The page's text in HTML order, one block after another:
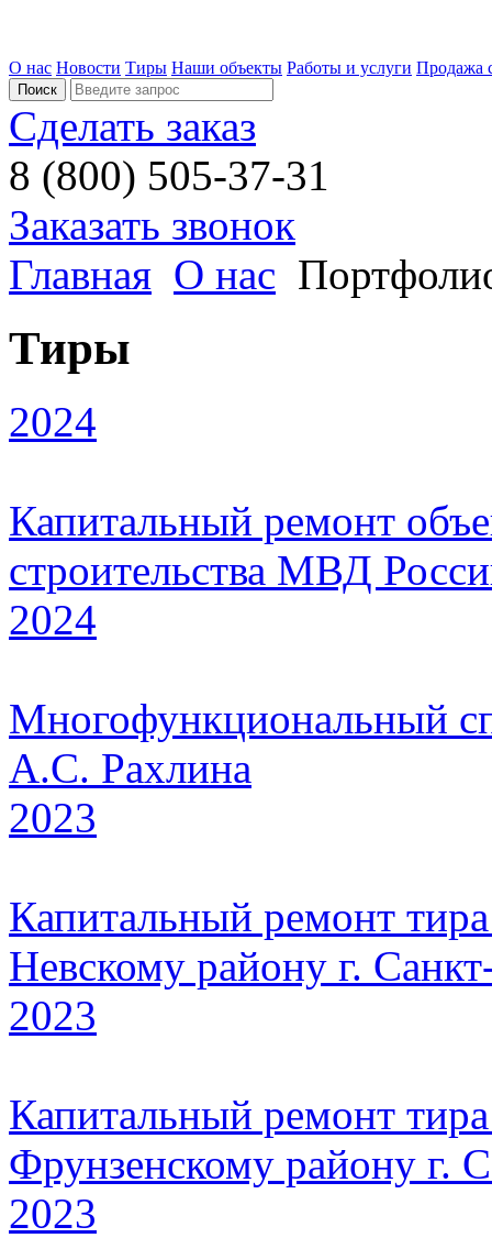
О нас Новости Тиры Наши объекты Работы и услуги Продажа
Сделать заказ
8 (800) 505-37-31
Заказать звонок
Главная О нас
Тиры
2024
Капитальный ремонт
строительства МВД
2024
Многофункциональный
А.С. Рахлина
2023
Капитальный ремонт
Невскому району г.
2023
Капитальный ремонт
Фрунзенскому району г.
2023